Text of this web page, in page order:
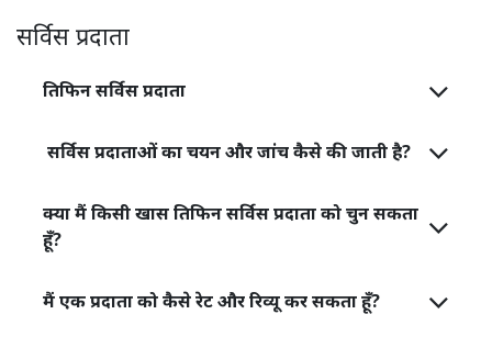
सर्विस प्रदाता
तिफिन सर्विस प्रदाता
सर्विस प्रदाताओं का चयन और जांच कैसे की जाती है?
क्या मैं किसी खास तिफिन सर्विस प्रदाता को चुन सकता
हूँ?
मैं एक प्रदाता को कैसे रेट और रिव्यू कर सकता हूँ?